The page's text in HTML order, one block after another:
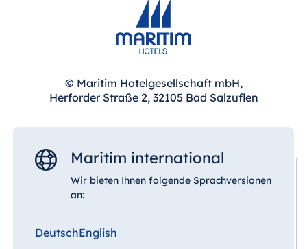
© Maritim Hotelgesellschaft mbH,
Herforder Straße 2, 32105 Bad Salzuflen
Maritim international
Wir bieten Ihnen folgende Sprachversionen
an:
DeutschEnglish